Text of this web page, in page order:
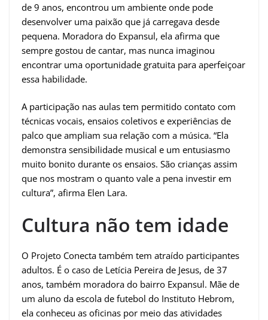
de 9 anos, encontrou um ambiente onde pode
desenvolver uma paixão que já carregava desde
pequena. Moradora do Expansul, ela afirma que
sempre gostou de cantar, mas nunca imaginou
encontrar uma oportunidade gratuita para aperfeiçoar
essa habilidade.
A participação nas aulas tem permitido contato com
técnicas vocais, ensaios coletivos e experiências de
palco que ampliam sua relação com a música. “Ela
demonstra sensibilidade musical e um entusiasmo
muito bonito durante os ensaios. São crianças assim
que nos mostram o quanto vale a pena investir em
cultura”, afirma Elen Lara.
Cultura não tem idade
O Projeto Conecta também tem atraído participantes
adultos. É o caso de Letícia Pereira de Jesus, de 37
anos, também moradora do bairro Expansul. Mãe de
um aluno da escola de futebol do Instituto Hebrom,
ela conheceu as oficinas por meio das atividades